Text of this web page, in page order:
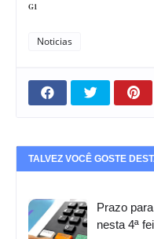
G1
Noticias
TALVEZ VOCÊ GOSTE
Prazo
nesta 4ª